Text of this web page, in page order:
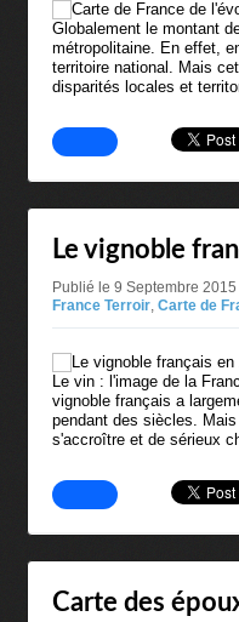
Globalement le montant
métropolitaine. En effet,
territoire national. Mais
disparités locales et
Le vignoble
Publié le 9 Septembre
France Terroir, Carte de
Le vin : l'image de la
vignoble français a
pendant des siècles.
s'accroître et de sérieux
Carte des